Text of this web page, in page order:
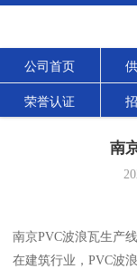
公司首页
荣誉认证
南
南京PVC波浪瓦生产
在建筑行业，PVC波